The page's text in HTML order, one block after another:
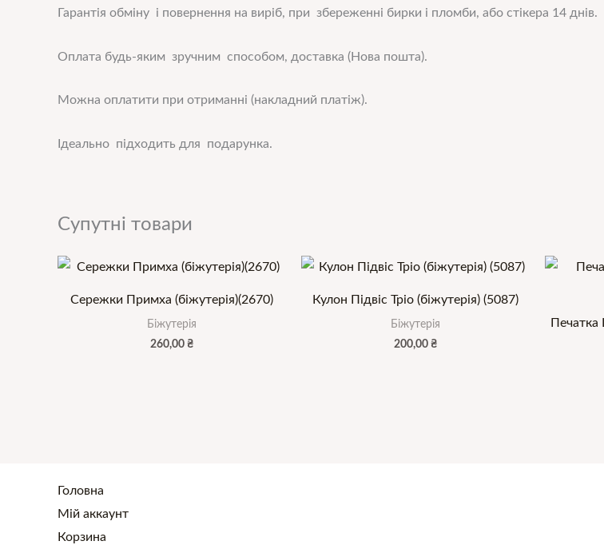
Гарантія обміну і повернення на виріб, при збереженні бирки і пломби, або стікера 14 днів.
Оплата будь-яким зручним способом, доставка (Нова пошта).
Можна оплатити при отриманні (накладний платіж).
Ідеально підходить для подарунка.
Супутні товари
Сережки Примха (біжутерія)(2670)
Біжутерія
260,00 ₴
Кулон Підвіс Тріо (біжутерія) (5087)
Біжутерія
200,00 ₴
Печатка
Головна
Мій аккаунт
Корзина